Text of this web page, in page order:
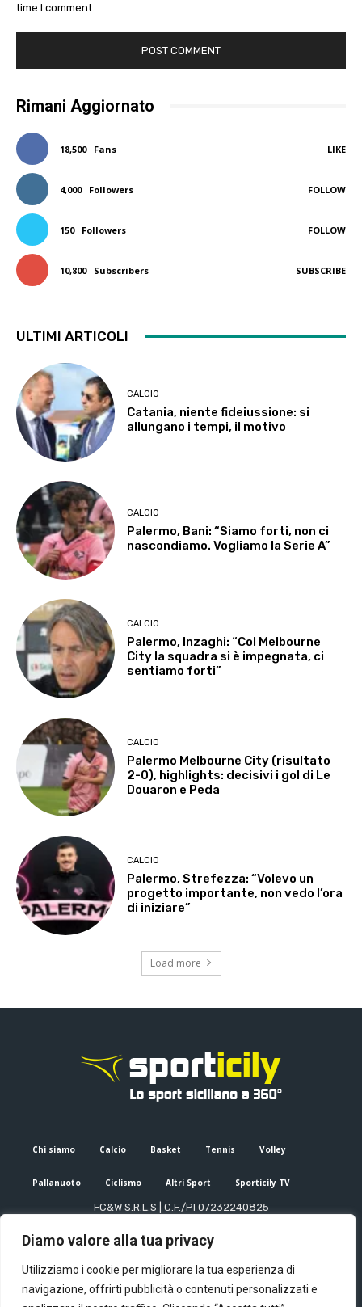
Diamo valore alla tua privacy
Utilizziamo i cookie per migliorare la tua esperienza di
navigazione, offrirti pubblicità o contenuti personalizzati e
time I comment.
Rimani Aggiornato
18,500 Fans LIKE
4,000 Followers FOLLOW
150 Followers FOLLOW
10,800 Subscribers SUBSCRIBE
ULTIMI ARTICOLI
CALCIO
Catania, niente fideiussione: si
allungano i tempi, il motivo
CALCIO
Palermo, Bani: “Siamo forti, non ci
nascondiamo. Vogliamo la Serie A”
CALCIO
Palermo, Inzaghi: “Col Melbourne
City la squadra si è impegnata, ci
sentiamo forti”
CALCIO
Palermo Melbourne City (risultato
2-0), highlights: decisivi i gol di Le
Douaron e Peda
CALCIO
Palermo, Strefezza: “Volevo un
progetto importante, non vedo l’ora
di iniziare”
Load more
Chi siamo Calcio Basket Tennis Volley
Pallanuoto Ciclismo Altri Sport Sporticily TV
FC&W S.R.L.S | C.F./PI 07232240825
Editore e direttore responsabile: Francesco Cammuca | Registro
Mail: info@sporticily.it| Telefono:+39 371 788 7216